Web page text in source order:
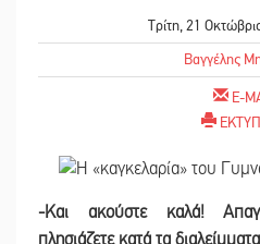
Τρίτη, 21
Βαγγέλης
E-
-Και ακούστε καλά!
πλησιάζετε κατά τα